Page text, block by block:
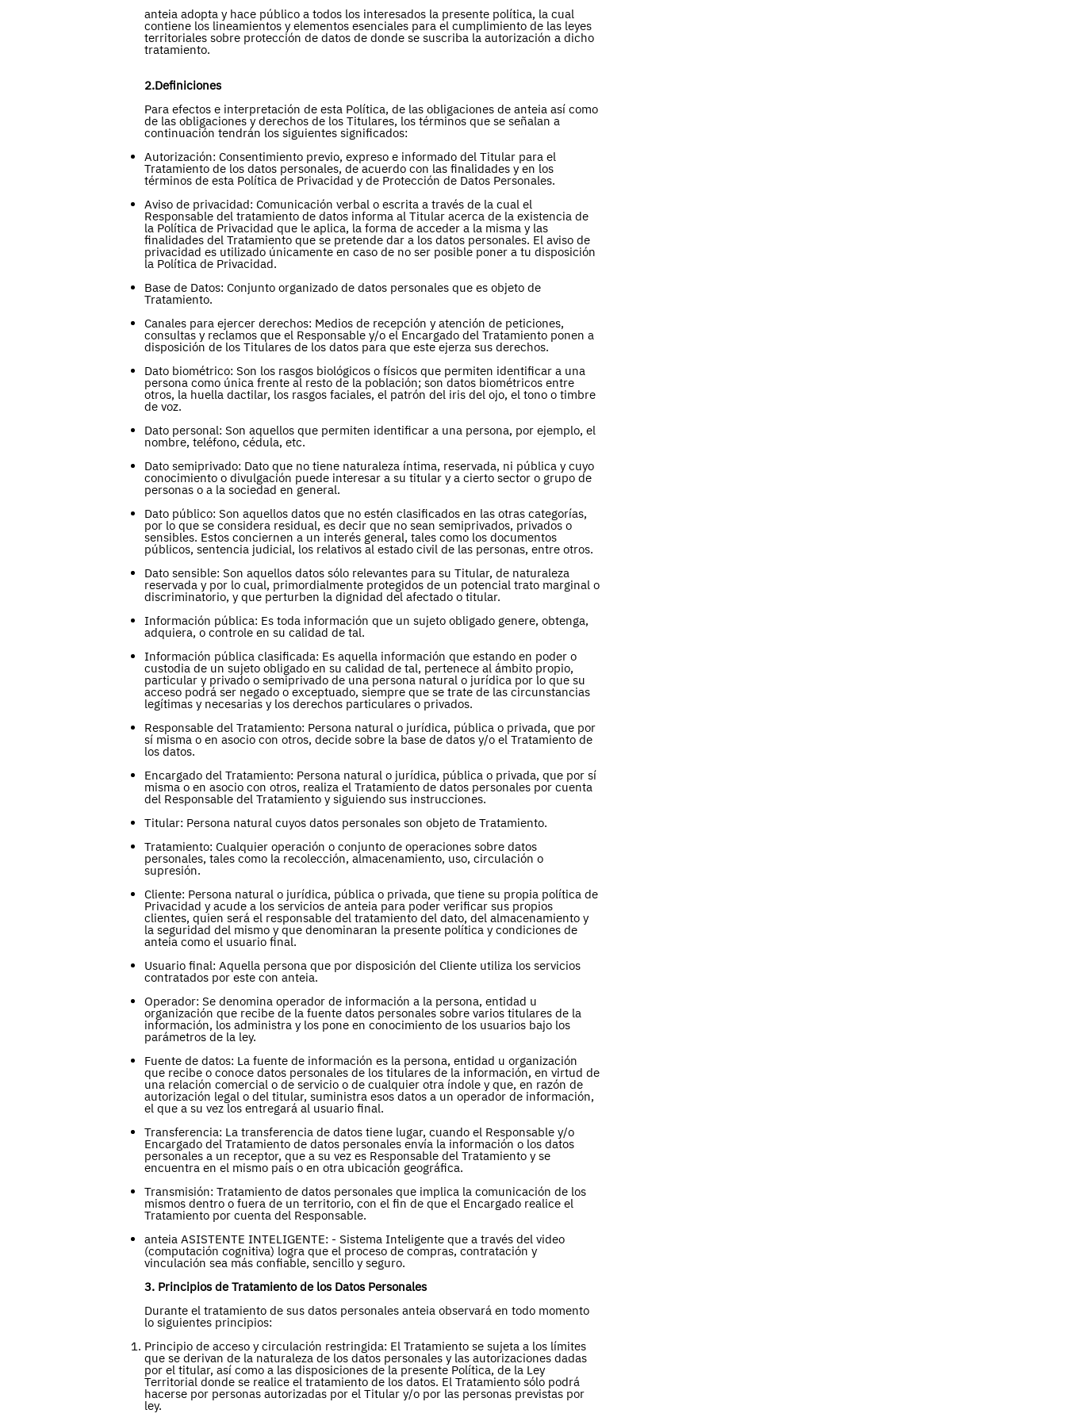
anteia adopta y hace público a todos los interesados la presente política, la cual
contiene los lineamientos y elementos esenciales para el cumplimiento de las leyes
territoriales sobre protección de datos de donde se suscriba la autorización a dicho
tratamiento.
2.Definiciones
Para efectos e interpretación de esta Política, de las obligaciones de anteia así como
de las obligaciones y derechos de los Titulares, los términos que se señalan a
continuación tendrán los siguientes significados:
Autorización: Consentimiento previo, expreso e informado del Titular para el
Tratamiento de los datos personales, de acuerdo con las finalidades y en los
términos de esta Política de Privacidad y de Protección de Datos Personales.
Aviso de privacidad: Comunicación verbal o escrita a través de la cual el
Responsable del tratamiento de datos informa al Titular acerca de la existencia de
la Política de Privacidad que le aplica, la forma de acceder a la misma y las
finalidades del Tratamiento que se pretende dar a los datos personales. El aviso de
privacidad es utilizado únicamente en caso de no ser posible poner a tu disposición
la Política de Privacidad.
Base de Datos: Conjunto organizado de datos personales que es objeto de
Tratamiento.
Canales para ejercer derechos: Medios de recepción y atención de peticiones,
consultas y reclamos que el Responsable y/o el Encargado del Tratamiento ponen a
disposición de los Titulares de los datos para que este ejerza sus derechos.
Dato biométrico: Son los rasgos biológicos o físicos que permiten identificar a una
persona como única frente al resto de la población; son datos biométricos entre
otros, la huella dactilar, los rasgos faciales, el patrón del iris del ojo, el tono o timbre
de voz.
Dato personal: Son aquellos que permiten identificar a una persona, por ejemplo, el
nombre, teléfono, cédula, etc.
Dato semiprivado: Dato que no tiene naturaleza íntima, reservada, ni pública y cuyo
conocimiento o divulgación puede interesar a su titular y a cierto sector o grupo de
personas o a la sociedad en general.
Dato público: Son aquellos datos que no estén clasificados en las otras categorías,
por lo que se considera residual, es decir que no sean semiprivados, privados o
sensibles. Estos conciernen a un interés general, tales como los documentos
públicos, sentencia judicial, los relativos al estado civil de las personas, entre otros.
Dato sensible: Son aquellos datos sólo relevantes para su Titular, de naturaleza
reservada y por lo cual, primordialmente protegidos de un potencial trato marginal o
discriminatorio, y que perturben la dignidad del afectado o titular.
Información pública: Es toda información que un sujeto obligado genere, obtenga,
adquiera, o controle en su calidad de tal.
Información pública clasificada: Es aquella información que estando en poder o
custodia de un sujeto obligado en su calidad de tal, pertenece al ámbito propio,
particular y privado o semiprivado de una persona natural o jurídica por lo que su
acceso podrá ser negado o exceptuado, siempre que se trate de las circunstancias
legítimas y necesarias y los derechos particulares o privados.
Responsable del Tratamiento: Persona natural o jurídica, pública o privada, que por
sí misma o en asocio con otros, decide sobre la base de datos y/o el Tratamiento de
los datos.
Encargado del Tratamiento: Persona natural o jurídica, pública o privada, que por sí
misma o en asocio con otros, realiza el Tratamiento de datos personales por cuenta
del Responsable del Tratamiento y siguiendo sus instrucciones.
Titular: Persona natural cuyos datos personales son objeto de Tratamiento.
Tratamiento: Cualquier operación o conjunto de operaciones sobre datos
personales, tales como la recolección, almacenamiento, uso, circulación o
supresión.
Cliente: Persona natural o jurídica, pública o privada, que tiene su propia política de
Privacidad y acude a los servicios de anteia para poder verificar sus propios
clientes, quien será el responsable del tratamiento del dato, del almacenamiento y
la seguridad del mismo y que denominaran la presente política y condiciones de
anteia como el usuario final.
Usuario final: Aquella persona que por disposición del Cliente utiliza los servicios
contratados por este con anteia.
Operador: Se denomina operador de información a la persona, entidad u
organización que recibe de la fuente datos personales sobre varios titulares de la
información, los administra y los pone en conocimiento de los usuarios bajo los
parámetros de la ley.
Fuente de datos: La fuente de información es la persona, entidad u organización
que recibe o conoce datos personales de los titulares de la información, en virtud de
una relación comercial o de servicio o de cualquier otra índole y que, en razón de
autorización legal o del titular, suministra esos datos a un operador de información,
el que a su vez los entregará al usuario final.
Transferencia: La transferencia de datos tiene lugar, cuando el Responsable y/o
Encargado del Tratamiento de datos personales envía la información o los datos
personales a un receptor, que a su vez es Responsable del Tratamiento y se
encuentra en el mismo país o en otra ubicación geográfica.
Transmisión: Tratamiento de datos personales que implica la comunicación de los
mismos dentro o fuera de un territorio, con el fin de que el Encargado realice el
Tratamiento por cuenta del Responsable.
anteia ASISTENTE INTELIGENTE: - Sistema Inteligente que a través del video
(computación cognitiva) logra que el proceso de compras, contratación y
vinculación sea más confiable, sencillo y seguro.
3. Principios de Tratamiento de los Datos Personales
Durante el tratamiento de sus datos personales anteia observará en todo momento
lo siguientes principios:
Principio de acceso y circulación restringida: El Tratamiento se sujeta a los límites
que se derivan de la naturaleza de los datos personales y las autorizaciones dadas
por el titular, así como a las disposiciones de la presente Política, de la Ley
Territorial donde se realice el tratamiento de los datos. El Tratamiento sólo podrá
hacerse por personas autorizadas por el Titular y/o por las personas previstas por
ley.